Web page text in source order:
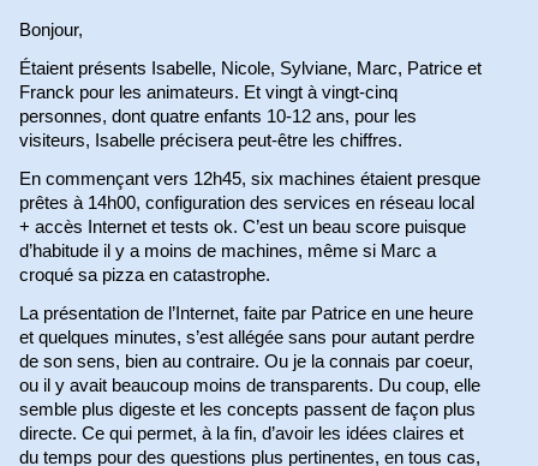
Bonjour,
Étaient présents Isabelle, Nicole, Sylviane, Marc, Patrice et
Franck pour les animateurs. Et vingt à vingt-cinq
personnes, dont quatre enfants 10-12 ans, pour les
visiteurs, Isabelle précisera peut-être les chiffres.
En commençant vers 12h45, six machines étaient presque
prêtes à 14h00, configuration des services en réseau local
+ accès Internet et tests ok. C’est un beau score puisque
d’habitude il y a moins de machines, même si Marc a
croqué sa pizza en catastrophe.
La présentation de l’Internet, faite par Patrice en une heure
et quelques minutes, s’est allégée sans pour autant perdre
de son sens, bien au contraire. Ou je la connais par coeur,
ou il y avait beaucoup moins de transparents. Du coup, elle
semble plus digeste et les concepts passent de façon plus
directe. Ce qui permet, à la fin, d’avoir les idées claires et
du temps pour des questions plus pertinentes, en tous cas,